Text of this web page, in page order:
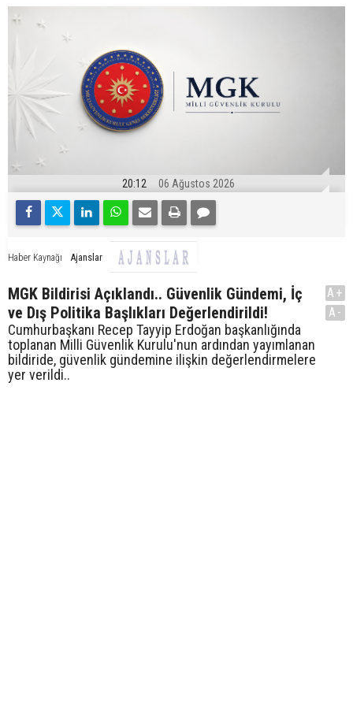
20:12 06 Ağustos 2026
Haber Kaynağı Ajanslar
MGK Bildirisi Açıklandı.. Güvenlik Gündemi, İç
ve Dış Politika Başlıkları Değerlendirildi!
Cumhurbaşkanı Recep Tayyip Erdoğan başkanlığında
toplanan Milli Güvenlik Kurulu'nun ardından yayımlanan
bildiride, güvenlik gündemine ilişkin değerlendirmelere
yer verildi..
A+
A-